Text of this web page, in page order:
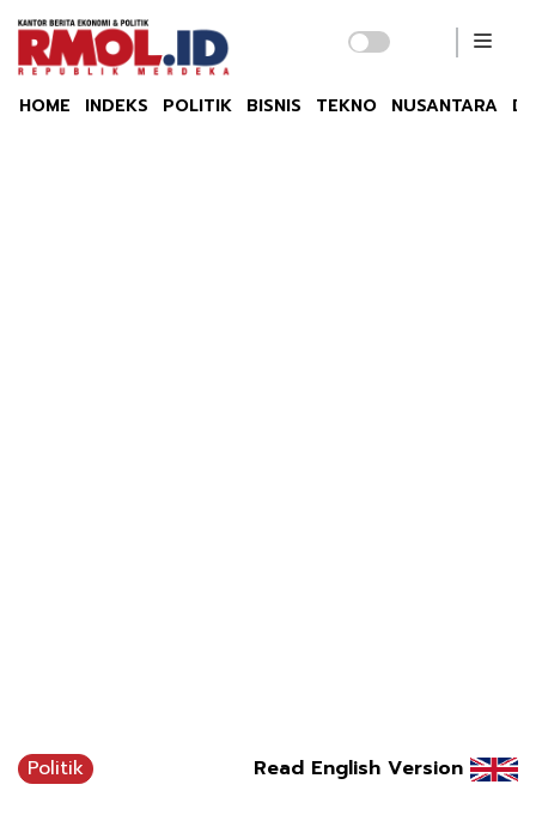
HOME INDEKS POLITIK BISNIS TEKNO NUSANTARA
Politik Read English Version